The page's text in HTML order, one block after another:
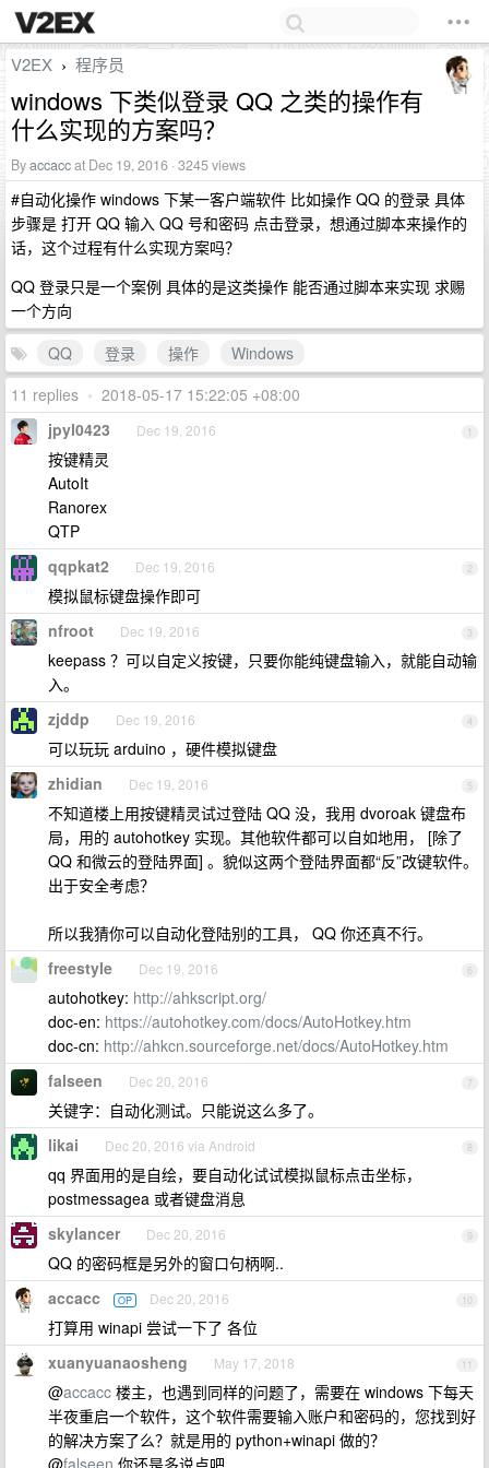
V2EX › 程序员
windows 下类似登录 QQ 之类的操作有
什么实现的方案吗？
Byaccaccat Dec 19, 2016 · 3245 views
#自动化操作 windows 下某一客户端软件 比如操作 QQ 的登录 具体
步骤是 打开 QQ 输入 QQ 号和密码 点击登录，想通过脚本来操作的
话，这个过程有什么实现方案吗？
QQ 登录只是一个案例 具体的是这类操作 能否通过脚本来实现 求赐
一个方向
QQ
登录 操作
Windows
11 replies • 2018-05-17 15:22:05 +08:00
1
jpyl0423 Dec 19, 2016
按键精灵
AutoIt
Ranorex
QTP
2
qqpkat2 Dec 19, 2016
模拟鼠标键盘操作即可
3
nfroot Dec 19, 2016
keepass ？可以自定义按键，只要你能纯键盘输入，就能自动输
入。
4
zjddp Dec 19, 2016
可以玩玩 arduino ，硬件模拟键盘
5
zhidian Dec 19, 2016
不知道楼上用按键精灵试过登陆 QQ 没，我用 dvoroak 键盘布
局，用的 autohotkey 实现。其他软件都可以自如地用， [除了
QQ 和微云的登陆界面] 。貌似这两个登陆界面都“反”改键软件。
出于安全考虑？
所以我猜你可以自动化登陆别的工具， QQ 你还真不行。
6
freestyle Dec 19, 2016
autohotkey: http://ahkscript.org/
doc-en: https://autohotkey.com/docs/AutoHotkey.htm
doc-cn: http://ahkcn.sourceforge.net/docs/AutoHotkey.htm
7
falseen Dec 20, 2016
关键字：自动化测试。只能说这么多了。
8
likai Dec 20, 2016 via Android
qq 界面用的是自绘，要自动化试试模拟鼠标点击坐标，
postmessagea 或者键盘消息
9
skylancer Dec 20, 2016
QQ 的密码框是另外的窗口句柄啊..
10
accacc OP Dec 20, 2016
打算用 winapi 尝试一下了 各位
11
xuanyuanaosheng May 17, 2018
@accacc 楼主，也遇到同样的问题了，需要在 windows 下每天
半夜重启一个软件，这个软件需要输入账户和密码的，您找到好
的解决方案了么？就是用的 python+winapi 做的？
@falseen 你还是多说点吧